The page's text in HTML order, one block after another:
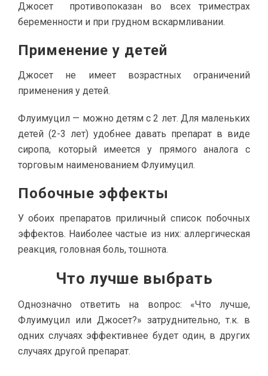
Джосет противопоказан во всех триместрах
беременности и при грудном вскармливании.
Применение у детей
Джосет не имеет возрастных ограничений
применения у детей.
Флуимуцил — можно детям с 2 лет. Для маленьких
детей (2-3 лет) удобнее давать препарат в виде
сиропа, который имеется у прямого аналога с
торговым наименованием Флуимуцил.
Побочные эффекты
У обоих препаратов приличный список побочных
эффектов. Наиболее частые из них: аллергическая
реакция, головная боль, тошнота.
Что лучше выбрать
Однозначно ответить на вопрос: «Что лучше,
Флуимуцил или Джосет?» затруднительно, т.к. в
одних случаях эффективнее будет один, в других
случаях другой препарат.